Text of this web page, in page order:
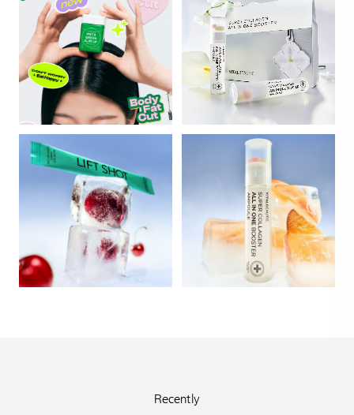
Recently